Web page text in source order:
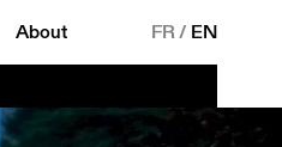
About FR/ EN